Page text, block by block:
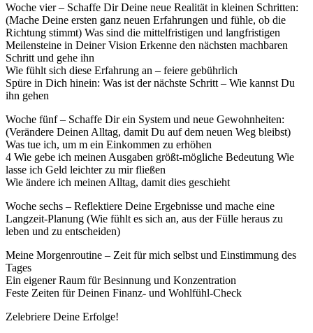
Woche vier – Schaffe Dir Deine neue Realität in kleinen Schritten:
(Mache Deine ersten ganz neuen Erfahrungen und fühle, ob die
Richtung stimmt) Was sind die mittelfristigen und langfristigen
Meilensteine in Deiner Vision Erkenne den nächsten machbaren
Schritt und gehe ihn
Wie fühlt sich diese Erfahrung an – feiere gebührlich
Spüre in Dich hinein: Was ist der nächste Schritt – Wie kannst Du
ihn gehen
Woche fünf – Schaffe Dir ein System und neue Gewohnheiten:
(Verändere Deinen Alltag, damit Du auf dem neuen Weg bleibst)
Was tue ich, um m ein Einkommen zu erhöhen
4 Wie gebe ich meinen Ausgaben größt-mögliche Bedeutung Wie
lasse ich Geld leichter zu mir fließen
Wie ändere ich meinen Alltag, damit dies geschieht
Woche sechs – Reflektiere Deine Ergebnisse und mache eine
Langzeit-Planung (Wie fühlt es sich an, aus der Fülle heraus zu
leben und zu entscheiden)
Meine Morgenroutine – Zeit für mich selbst und Einstimmung des
Tages
Ein eigener Raum für Besinnung und Konzentration
Feste Zeiten für Deinen Finanz- und Wohlfühl-Check
Zelebriere Deine Erfolge!